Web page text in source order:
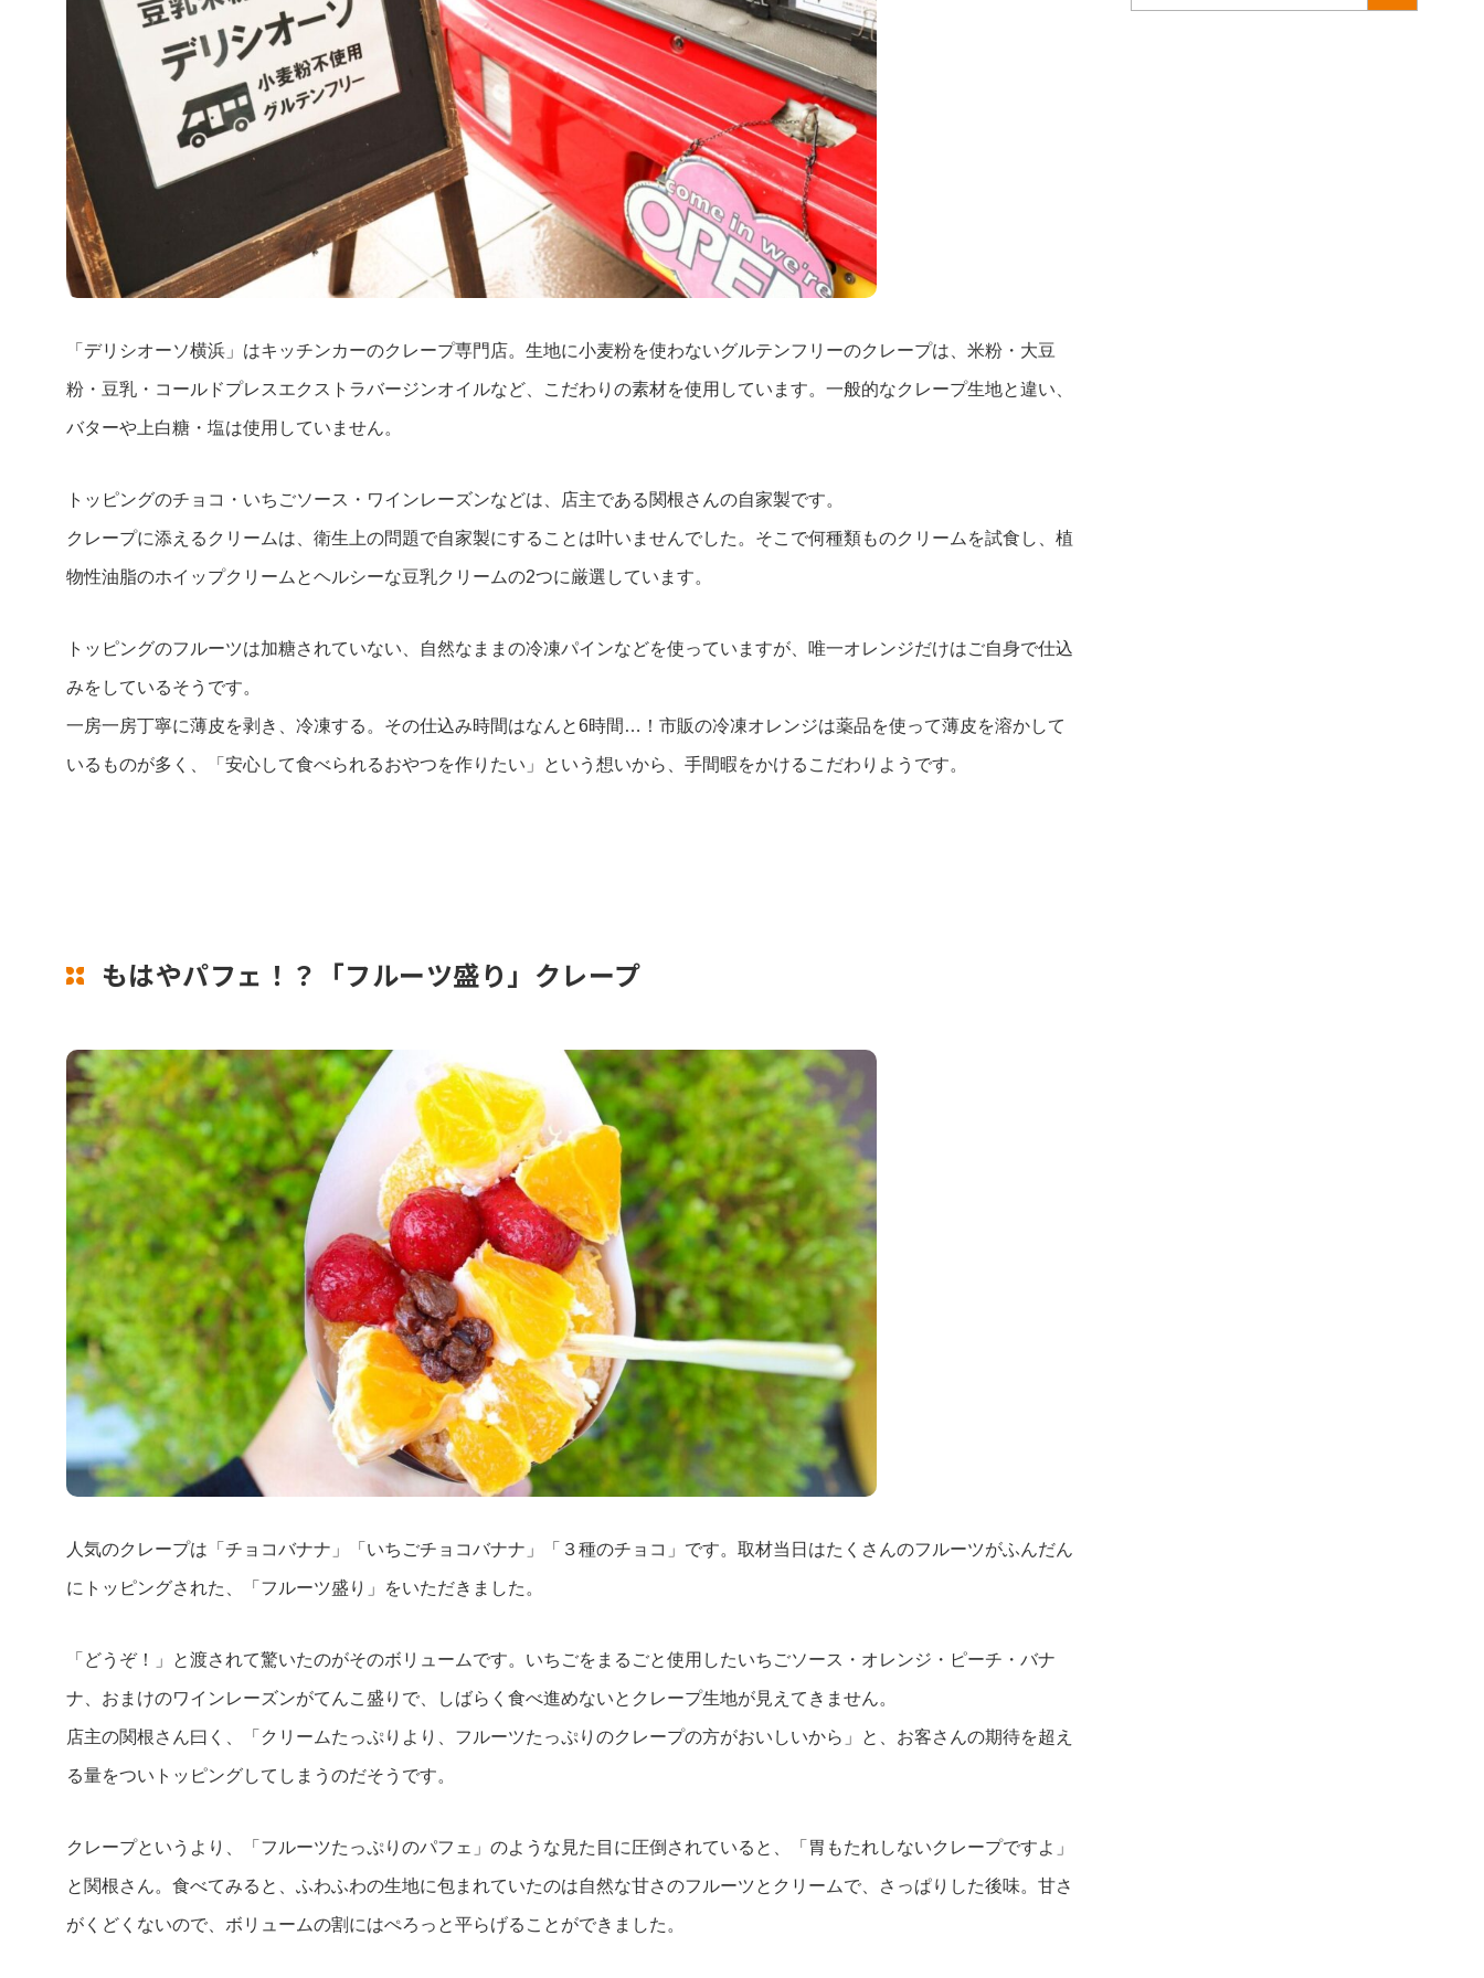
「デリシオーソ横浜」はキッチンカーのクレープ専門店。生地に小麦粉を使わないグルテンフリーのクレープは、米粉・大豆
粉・豆乳・コールドプレスエクストラバージンオイルなど、こだわりの素材を使用しています。一般的なクレープ生地と違い、
バターや上白糖・塩は使用していません。
トッピングのチョコ・いちごソース・ワインレーズンなどは、店主である関根さんの自家製です。
クレープに添えるクリームは、衛生上の問題で自家製にすることは叶いませんでした。そこで何種類ものクリームを試食し、植
物性油脂のホイップクリームとヘルシーな豆乳クリームの2つに厳選しています。
トッピングのフルーツは加糖されていない、自然なままの冷凍パインなどを使っていますが、唯一オレンジだけはご自身で仕込
みをしているそうです。
一房一房丁寧に薄皮を剥き、冷凍する。その仕込み時間はなんと6時間…！市販の冷凍オレンジは薬品を使って薄皮を溶かして
いるものが多く、「安心して食べられるおやつを作りたい」という想いから、手間暇をかけるこだわりようです。
もはやパフェ！？「フルーツ盛り」クレープ
人気のクレープは「チョコバナナ」「いちごチョコバナナ」「３種のチョコ」です。取材当日はたくさんのフルーツがふんだん
にトッピングされた、「フルーツ盛り」をいただきました。
「どうぞ！」と渡されて驚いたのがそのボリュームです。いちごをまるごと使用したいちごソース・オレンジ・ピーチ・バナ
ナ、おまけのワインレーズンがてんこ盛りで、しばらく食べ進めないとクレープ生地が見えてきません。
店主の関根さん曰く、「クリームたっぷりより、フルーツたっぷりのクレープの方がおいしいから」と、お客さんの期待を超え
る量をついトッピングしてしまうのだそうです。
クレープというより、「フルーツたっぷりのパフェ」のような見た目に圧倒されていると、「胃もたれしないクレープですよ」
と関根さん。食べてみると、ふわふわの生地に包まれていたのは自然な甘さのフルーツとクリームで、さっぱりした後味。甘さ
がくどくないので、ボリュームの割にはぺろっと平らげることができました。